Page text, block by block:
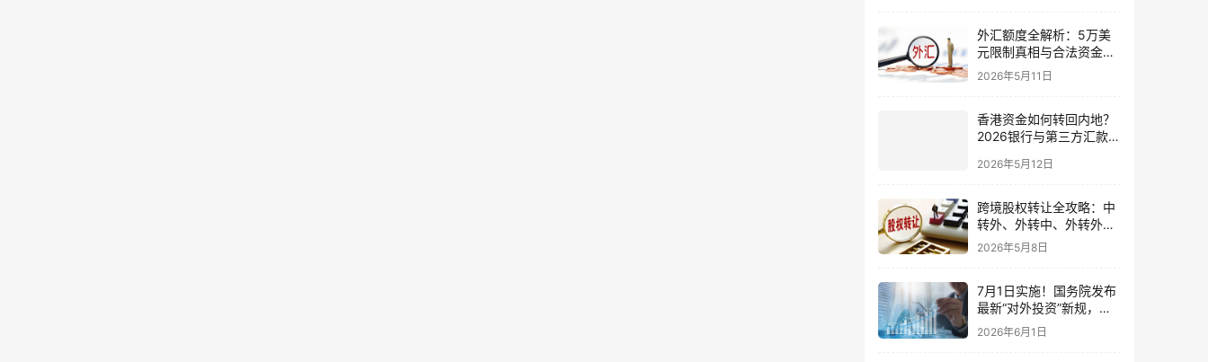
外汇额度全解析：5万美
元限制真相与合法资金出
境通道
2026年5月11日
香港资金如何转回内地？
2026银行与第三方汇款全
2026年5月12日
跨境股权转让全攻略：中
转外、外转中、外转外合
规流程与税务处理（2026
2026年5月8日
7月1日实施！国务院发布
最新“对外投资”新规，炒
股、出海、海外资产配置
会有何影响
2026年6月1日